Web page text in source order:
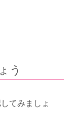
う
てみましょ